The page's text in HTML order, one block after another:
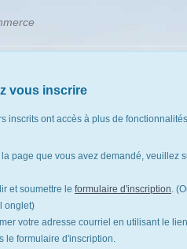
vous inscrire
inscrits ont accès à plus de
la page que vous avez demandé, veuillez
et soumettre le formulaire d'inscription.
onglet)
votre adresse courriel en utilisant le
le formulaire d'inscription.